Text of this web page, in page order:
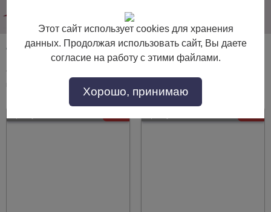
Тумбы в прихожую высокие
Тумбы в прихожую высокие по выгодной цене. Покупайте в интернет-
Этот сайт использует cookies для хранения
данных. Продолжая использовать сайт, Вы даете
согласие на работу с этими файлами.
Хорошо, принимаю